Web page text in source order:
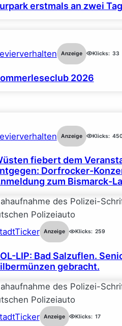
erstmals an zwei
Anzeige Klicks: 33
2026
Anzeige Klicks:
fiebert dem
Dorfrocker-
zum Bismarck-
Anzeige Klicks: 259
LIP: Bad Salzuflen.
gebracht.
Anzeige Klicks: 17